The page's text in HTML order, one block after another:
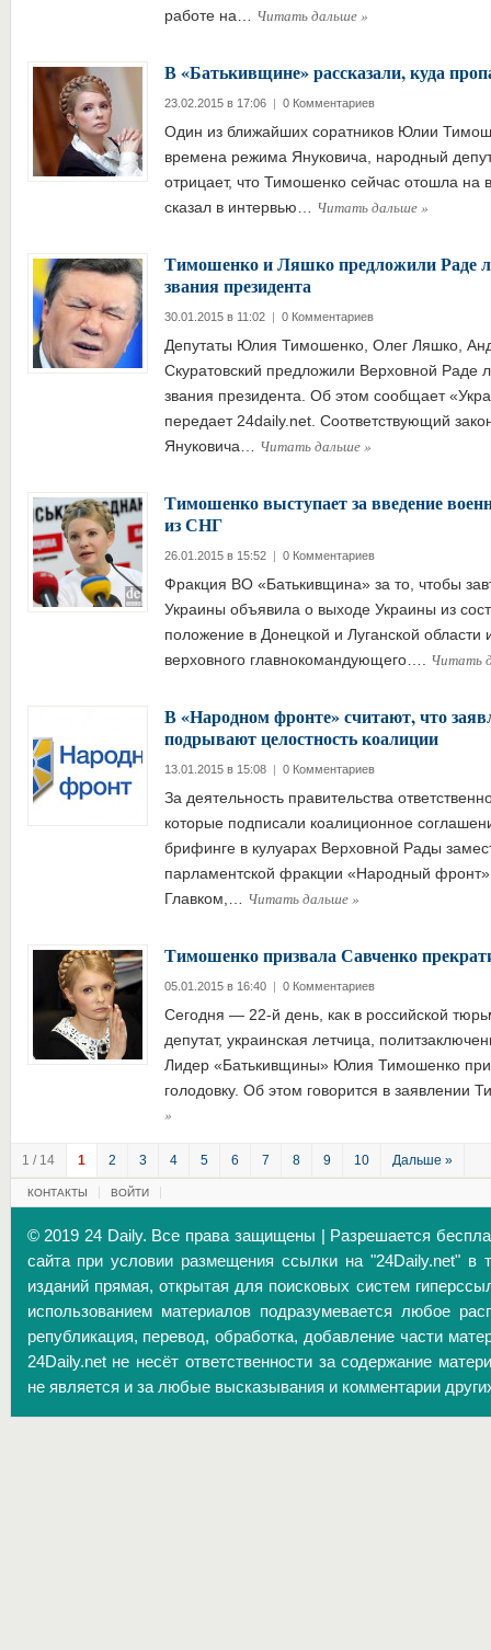
работе на… Читать дальше»
В «Батькивщине» рассказали, куда
23.02.2015 в 17:06 | 0 Комментариев
Один из ближайших соратников Юлии
времена режима Януковича, народный
отрицает, что Тимошенко сейчас отошла на
сказал в интервью… Читать дальше»
Тимошенко и Ляшко предложили Раде
звания президента
30.01.2015 в 11:02 | 0 Комментариев
Депутаты Юлия Тимошенко, Олег Ляшко,
Скуратовский предложили Верховной Раде
звания президента. Об этом сообщает
передает 24daily.net. Соответствующий
Януковича… Читать дальше»
Тимошенко выступает за введение
из СНГ
26.01.2015 в 15:52 | 0 Комментариев
Фракция ВО «Батькивщина» за то, чтобы
Украины объявила о выходе Украины из
положение в Донецкой и Луганской области
верховного главнокомандующего…. Читать
В «Народном фронте» считают, что
подрывают целостность коалиции
13.01.2015 в 15:08 | 0 Комментариев
За деятельность правительства
которые подписали коалиционное
брифинге в кулуарах Верховной Рады
парламентской фракции «Народный
Главком,… Читать дальше»
Тимошенко призвала Савченко
05.01.2015 в 16:40 | 0 Комментариев
Сегодня — 22-й день, как в российской
депутат, украинская летчица,
Лидер «Батькивщины» Юлия Тимошенко
голодовку. Об этом говорится в заявлении
»
1 / 14 1 2 3 4 5 6 7 8 9 10 Дальше »
КОНТАКТЫ ВОЙТИ
© 2019 24 Daily. Все права защищены | Разрешается
сайта при условии размещения ссылки на "24Daily.net" в
изданий прямая, открытая для поисковых систем
использованием материалов подразумевается любое
републикация, перевод, обработка, добавление части
24Daily.net не несёт ответственности за содержание
не является и за любые высказывания и комментарии